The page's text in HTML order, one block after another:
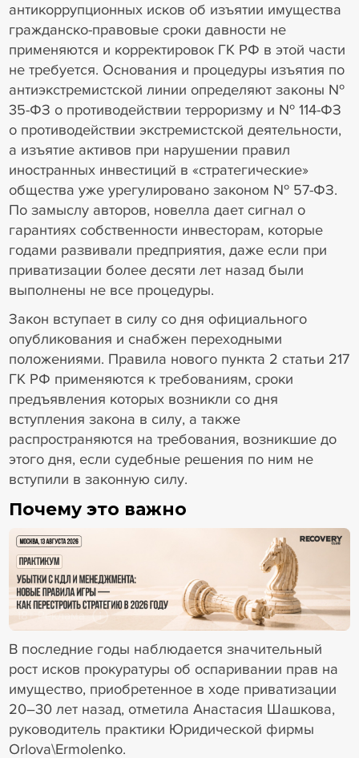
антикоррупционных исков об изъятии имущества
гражданско-правовые сроки давности не
применяются и корректировок ГК РФ в этой части
не требуется. Основания и процедуры изъятия по
антиэкстремистской линии определяют законы №
35-ФЗ о противодействии терроризму и № 114-ФЗ
о противодействии экстремистской деятельности,
а изъятие активов при нарушении правил
иностранных инвестиций в «стратегические»
общества уже урегулировано законом № 57-ФЗ.
По замыслу авторов, новелла дает сигнал о
гарантиях собственности инвесторам, которые
годами развивали предприятия, даже если при
приватизации более десяти лет назад были
выполнены не все процедуры.
Закон вступает в силу со дня официального
опубликования и снабжен переходными
положениями. Правила нового пункта 2 статьи 217
ГК РФ применяются к требованиям, сроки
предъявления которых возникли со дня
вступления закона в силу, а также
распространяются на требования, возникшие до
этого дня, если судебные решения по ним не
вступили в законную силу.
Почему это важно
18+ Реклама
В последние годы наблюдается значительный
рост исков прокуратуры об оспаривании прав на
имущество, приобретенное в ходе приватизации
20–30 лет назад, отметила Анастасия Шашкова,
руководитель практики Юридической фирмы
Orlova\Ermolenko.